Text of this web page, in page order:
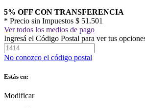
5% OFF CON TRANSFERENCIA
* Precio sin Impuestos $ 51.501
Ver todos los medios de pago
Ingresá el Código Postal para ver tus
No conozco el código postal
Estás en:
Modificar